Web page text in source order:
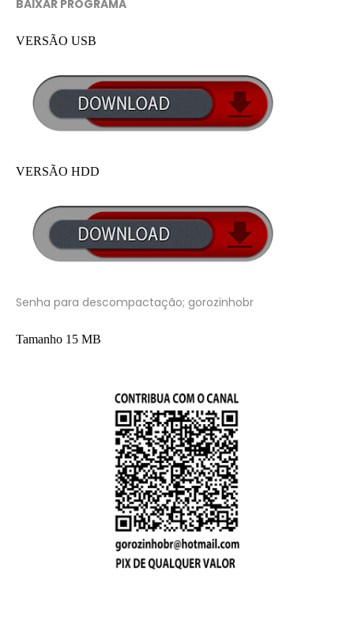
BAIXAR PROGRAMA
VERSÃO USB
VERSÃO HDD
Senha para descompactação; gorozinhobr
Tamanho 15 MB